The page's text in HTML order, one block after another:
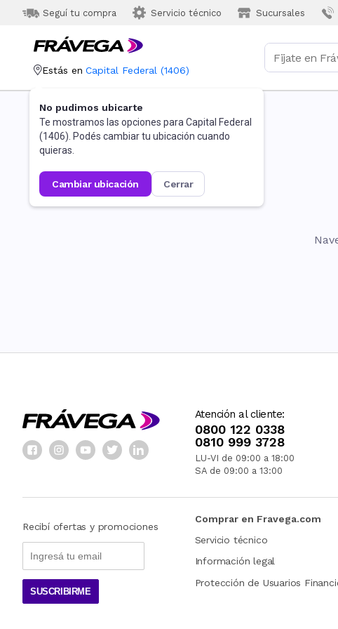
Seguí tu compra Servicio técnico Sucursales
Estás en Capital Federal (1406)
No pudimos ubicarte
Te mostramos las opciones para Capital Federal
(1406). Podés cambiar tu ubicación cuando
quieras.
cambiar ubicación cerrar
Atención al cliente:
0800 122 0338
0810 999 3728
LU-VI de 09:00 a 18:00
SA de 09:00 a 13:00
Recibí ofertas y promociones
SUSCRIBIRME
Comprar en Fravega.com
Servicio técnico
Información legal
Protección de Usuarios